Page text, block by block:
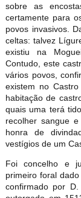
sobre as
certamente para
povos invasivos.
celtas: talvez
existiu na
Contudo, este
vários povos,
existem no
habitação de
quais uma terá
recolher sangue
honra de
vestígios de um
Foi concelho e
primeiro foral
confirmado por